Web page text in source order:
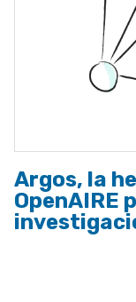
Argos, la
OpenAIRE